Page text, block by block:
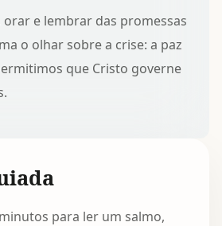
orar e lembrar das promessas
o olhar sobre a crise: a paz
que Cristo governe
para ler um salmo,